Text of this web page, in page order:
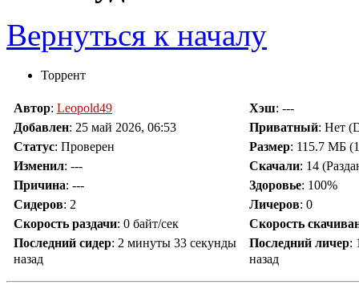
Вернуться к началу
Торрент
Автор: Leopold49 Хэш: ---
Добавлен: 25 май 2026, 06:53 Приватный: Нет
Статус: Проверен Размер: 115.7 МБ
Изменил: --- Скачали: 14
Причина: --- Здоровье: 100%
Сидеров: 2 Личеров: 0
Скорость раздачи: 0 байт/сек
Скорость
Последний сидер: 2 минуты 33 секунды
назад
Последний личер:
назад